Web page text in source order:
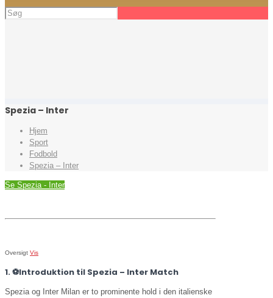
Spezia – Inter
Hjem
Sport
Fodbold
Spezia – Inter
Se Spezia - Inter
Oversigt Vis
1. ⚽️Introduktion til Spezia – Inter Match
Spezia og Inter Milan er to prominente hold i den italienske